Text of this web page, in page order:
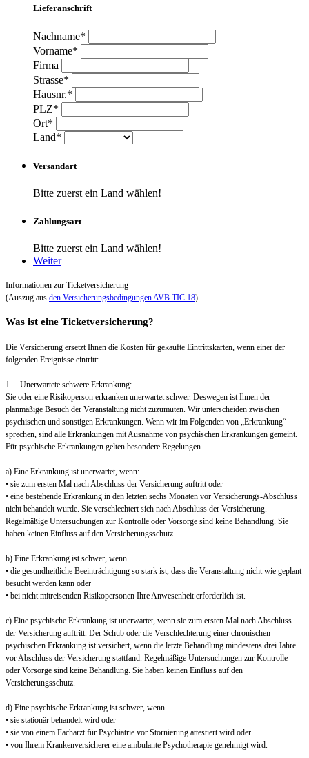
Lieferanschrift
Nachname*
Vorname*
Firma
Strasse*
Hausnr.*
PLZ*
Ort*
Land*
Versandart
Bitte zuerst ein Land wählen!
Zahlungsart
Bitte zuerst ein Land wählen!
Weiter
Informationen zur Ticketversicherung
(Auszug aus den Versicherungsbedingungen AVB TIC 18)
Was ist eine Ticketversicherung?
Die Versicherung ersetzt Ihnen die Kosten für gekaufte Eintrittskarten, wenn einer der
folgenden Ereignisse eintritt:
1. Unerwartete schwere Erkrankung:
Sie oder eine Risikoperson erkranken unerwartet schwer. Deswegen ist Ihnen der
planmäßige Besuch der Veranstaltung nicht zuzumuten. Wir unterscheiden zwischen
psychischen und sonstigen Erkrankungen. Wenn wir im Folgenden von „Erkrankung“
sprechen, sind alle Erkrankungen mit Ausnahme von psychischen Erkrankungen gemeint.
Für psychische Erkrankungen gelten besondere Regelungen.
a) Eine Erkrankung ist unerwartet, wenn:
• sie zum ersten Mal nach Abschluss der Versicherung auftritt oder
• eine bestehende Erkrankung in den letzten sechs Monaten vor Versicherungs-Abschluss
nicht behandelt wurde. Sie verschlechtert sich nach Abschluss der Versicherung.
Regelmäßige Untersuchungen zur Kontrolle oder Vorsorge sind keine Behandlung. Sie
haben keinen Einfluss auf den Versicherungsschutz.
b) Eine Erkrankung ist schwer, wenn
• die gesundheitliche Beeinträchtigung so stark ist, dass die Veranstaltung nicht wie geplant
besucht werden kann oder
• bei nicht mitreisenden Risikopersonen Ihre Anwesenheit erforderlich ist.
c) Eine psychische Erkrankung ist unerwartet, wenn sie zum ersten Mal nach Abschluss
der Versicherung auftritt. Der Schub oder die Verschlechterung einer chronischen
psychischen Erkrankung ist versichert, wenn die letzte Behandlung mindestens drei Jahre
vor Abschluss der Versicherung stattfand. Regelmäßige Untersuchungen zur Kontrolle
oder Vorsorge sind keine Behandlung. Sie haben keinen Einfluss auf den
Versicherungsschutz.
d) Eine psychische Erkrankung ist schwer, wenn
• sie stationär behandelt wird oder
• sie von einem Facharzt für Psychiatrie vor Stornierung attestiert wird oder
• von Ihrem Krankenversicherer eine ambulante Psychotherapie genehmigt wird.